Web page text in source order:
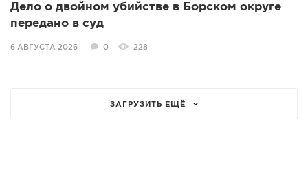
Дело о двойном убийстве в Борском округе
передано в суд
6 АВГУСТА 2026 0 228
ЗАГРУЗИТЬ ЕЩЁ